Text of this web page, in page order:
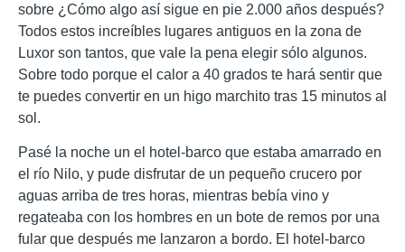
sobre ¿Cómo algo así sigue en pie 2.000 años después?
Todos estos increíbles lugares antiguos en la zona de
Luxor son tantos, que vale la pena elegir sólo algunos.
Sobre todo porque el calor a 40 grados te hará sentir que
te puedes convertir en un higo marchito tras 15 minutos al
sol.
Pasé la noche un el hotel-barco que estaba amarrado en
el río Nilo, y pude disfrutar de un pequeño crucero por
aguas arriba de tres horas, mientras bebía vino y
regateaba con los hombres en un bote de remos por una
fular que después me lanzaron a bordo. El hotel-barco